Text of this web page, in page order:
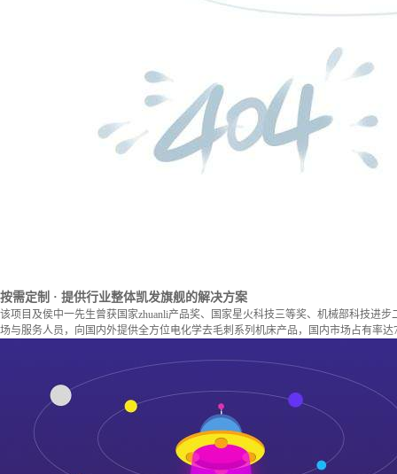
按需定制 · 提供行业整体凯发旗舰的解决方案
该项目及侯中一先生曾获国家zhuanli产品奖、国家星火科技三等奖、机械部科技进
场与服务人员，向国内外提供全方位电化学去毛刺系列机床产品，国内市场占有率达